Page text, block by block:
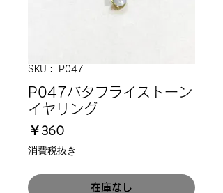
SKU： P047
P047バタフライストーン
イヤリング
￥360価
格
消費税抜き
在庫なし